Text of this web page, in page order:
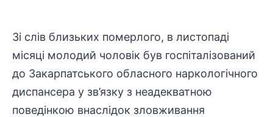
Зі слів близьких померлого, в листопаді
місяці молодий чоловік був госпіталізований
до Закарпатського обласного наркологічного
диспансера у зв’язку з неадекватною
поведінкою внаслідок зловживання